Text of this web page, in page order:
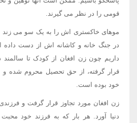
قومی را در نظر می گیرند.
موهای خاکستری اش را به یک سو می زند
در جنگ خانه و کاشانه اش از دست داده
داریم چون زن افغان از کودک تا سالمند
قرار گرفته، از حق تحصیل محروم
خود بوده است.
زن افغان مورد تجاوز قرار گرفت و
دنیا آورد. هر بار که به فرزند خود